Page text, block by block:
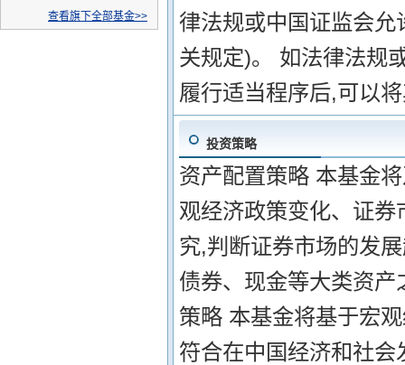
查看旗下全部基金>>
律法规或中国证监会
关规定)。 如法律法规
履行适当程序后,可以
投资策略
资产配置策略 本基金
观经济政策变化、证
究,判断证券市场的发
债券、现金等大类资
策略 本基金将基于宏
符合在中国经济和社